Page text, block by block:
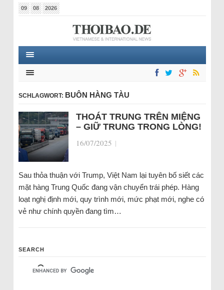
09 08 2026
SCHLAGWORT: BUÔN HÀNG TÀU
THOÁT TRUNG TRÊN MIỆNG
– GIỮ TRUNG TRONG LÒNG!
16/07/2025 |
Sau thỏa thuận với Trump, Việt Nam lại tuyên bố siết các
mặt hàng Trung Quốc đang vận chuyển trái phép. Hàng
loạt nghị định mới, quy trình mới, mức phạt mới, nghe có
vẻ như chính quyền đang tìm…
SEARCH